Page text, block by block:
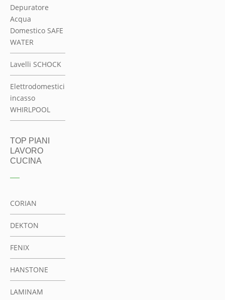
Depuratore
Acqua
Domestico SAFE
WATER
Lavelli SCHOCK
Elettrodomestici
incasso
WHIRLPOOL
TOP PIANI
LAVORO
CUCINA
CORIAN
DEKTON
FENIX
HANSTONE
LAMINAM